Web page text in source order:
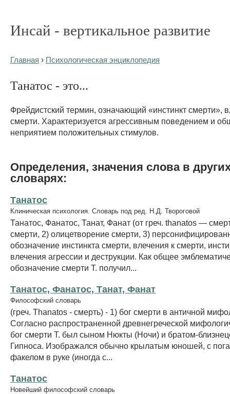
Инсай - вертикальное развитие
Главная › Психологическая энциклопедия
Танатос - это...
Фрейдистский термин, означающий «инстинкт смерти»,
смерти. Характеризуется агрессивным поведением и
неприятием положительных стимулов.
Определения, значения слова в
словарях:
Танатос
Клиническая психология. Словарь под ред. Н.Д. Твороговой
Танатос, Фанатос, Танат, Фанат (от греч. thanatos —
смерти, 2) олицетворение смерти, 3)
обозначение инстинкта смерти, влечения к смерти,
влечения агрессии и деструкции. Как общее
обозначение смерти Т. получил...
Танатос, Фанатос, Танат, Фанат
Философский словарь
(греч. Thanatos - смерть) - 1) бог смерти в античной
Согласно распространенной древнегреческой
бог смерти Т. был сыном Нюкты (Ночи) и братом-
Гипноса. Изображался обычно крылатым юношей, с
факелом в руке (иногда с...
Танатос
Новейший философский словарь